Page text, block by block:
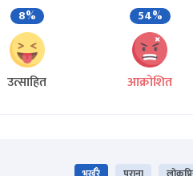
8%
उत्साहित
54%
आक्रोशित